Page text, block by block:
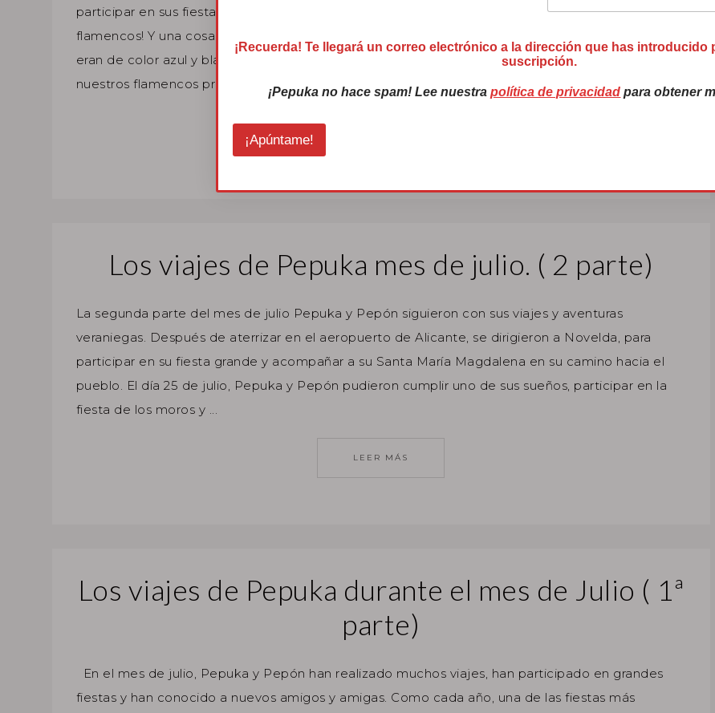
participar en sus fiestas Colombinas. ¡ Qué ganas tenían nuestros amigos de vestirse de
flamencos! Y una cosa muy divertida que les gusto a nuestros feriantes fue que todas las casetas
eran de color azul y blanco, al igual que sus farolillos. Y como lo que les gusta a
nuestros flamencos preferidos es ...
Los viajes de Pepuka mes de julio. ( 2 parte)
La segunda parte del mes de julio Pepuka y Pepón siguieron con sus viajes y aventuras
veraniegas. Después de aterrizar en el aeropuerto de Alicante, se dirigieron a Novelda, para
participar en su fiesta grande y acompañar a su Santa María Magdalena en su camino hacia el
pueblo. El día 25 de julio, Pepuka y Pepón pudieron cumplir uno de sus sueños, participar en la
fiesta de los moros y ...
LEER MÁS
Los viajes de Pepuka durante el mes de Julio ( 1ª
parte)
En el mes de julio, Pepuka y Pepón han realizado muchos viajes, han participado en grandes
fiestas y han conocido a nuevos amigos y amigas. Como cada año, una de las fiestas más
¡Recuerda! Te llegará un correo electrónico a la dirección que has introducido
suscripción.
¡Pepuka no hace spam! Lee nuestrapolítica de privacidad para obtener
¡Apúntame!